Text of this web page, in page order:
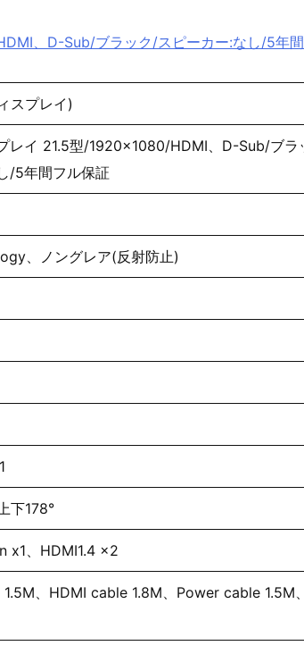
、D-Sub/ブラック/スピーカー:なし/5年
スプレイ)
レイ 21.5型/1920×1080/HDMI、D-Sub/ブラ
/5年間フル保証
、ノングレア(反射防止)
下178°
x1、HDMI1.4 x2
、HDMI cable 1.8M、Power cable 1.5M